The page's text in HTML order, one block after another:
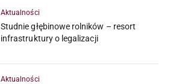
Aktualności
Studnie głębinowe rolników – resort
infrastruktury o legalizacji
Aktualności